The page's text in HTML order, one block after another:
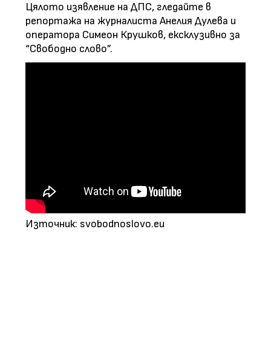
Цялото изявление на ДПС, гледайте в
репортажа на журналиста Анелия Дулева и
оператора Симеон Крушков, ексклузивно за
“Свободно слово”.
Източник: svobodnoslovo.eu